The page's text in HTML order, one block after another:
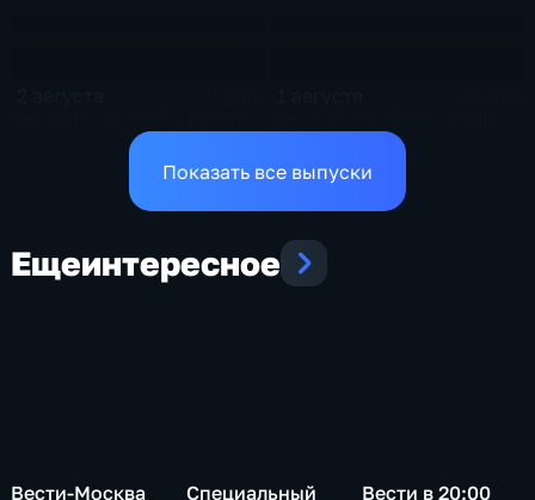
Показать все выпуски
Ещеинтересное
Вести-Москва
Специальный
Вести в 20:00